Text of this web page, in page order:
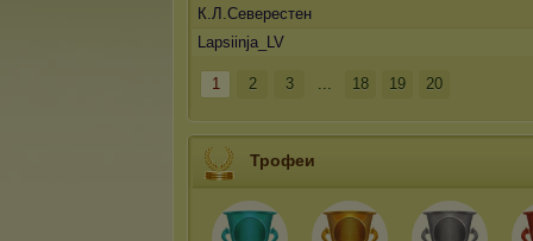
К.Л.Северестен
Lapsiinja_LV
1 2 3 ... 18 19 20
Трофеи